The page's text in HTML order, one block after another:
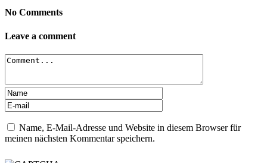
No Comments
Leave a comment
Name, E-Mail-Adresse und Website in diesem Browser für
meinen nächsten Kommentar speichern.